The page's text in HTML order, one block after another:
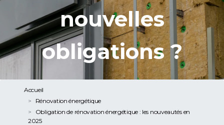
nouvelles
obligations ?
Accueil
Rénovation énergétique
Obligation de rénovation énergétique : les nouveautés en
2025